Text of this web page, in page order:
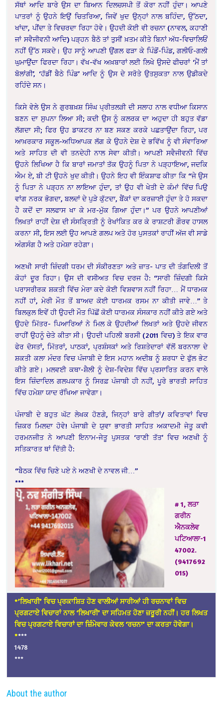
ਸੱਥਾਂ ਆਦਿ ਬਾਰੇ ਉਸ ਦਾ ਬਿਆਨ ਦਿਲਚਸਪੀ ਤੋਂ ਕੋਰਾ ਨਹੀਂ ਹੁੰਦਾ। ਆਪਣੇ
ਪਾਤਰਾਂ ਨੂੰ ਉਹਨੇ ਇਉਂ ਚਿਤਰਿਆ, ਜਿਵੇਂ ਖੁਦ ਉਨ੍ਹਾਂ ਨਾਲ ਬਹਿੰਦਾ, ਉੱਠਦਾ,
ਖਾਂਦਾ, ਪੀਂਦਾ ਤੇ ਵਿਚਰਦਾ ਰਿਹਾ ਹੋਵੇ। ਉਹਦੀ ਕੋਈ ਵੀ ਰਚਨਾ (ਨਾਵਲ, ਕਹਾਣੀ
ਜਾਂ ਸਵੈਜੀਵਨੀ ਆਦਿ) ਪੜ੍ਹਨ ਬੈਠੋ ਤਾਂ ਤੁਸੀਂ ਖ਼ਤਮ ਕੀਤੇ ਬਿਨਾਂ ਅੱਧ-ਵਿਚਾਲਿਓਂ
ਨਹੀਂ ਉੱਠ ਸਕਦੇ। ਉਹ ਸਾਨੂੰ ਆਪਣੀ ਉਂਗਲ ਫੜਾ ਕੇ ਪਿੰਡੋਂ-ਪਿੰਡ, ਗਲੀਓ-ਗਲੀ
ਘੁਮਾਉਂਦਾ ਫਿਰਦਾ ਰਿਹਾ। ਵੱਖ-ਵੱਖ ਅਖ਼ਬਾਰਾਂ ਲਈ ਲਿਖੇ ਉਸਦੇ ਫੀਚਰਾਂ ‘ਮੈਂ ਤਾਂ
ਬੋਲਾਂਗੀ’, ‘ਹੱਡੀਂ ਬੈਠੇ ਪਿੰਡ’ ਆਦਿ ਨੂੰ ਉਸ ਦੇ ਸਰੋਤੇ ਉਤਸੁਕਤਾ ਨਾਲ ਉਡੀਕਦੇ
ਰਹਿੰਦੇ ਸਨ।
ਕਿਸੇ ਵੇਲੇ ਉਸ ਨੇ ਗੁਰਬਖ਼ਸ਼ ਸਿੰਘ ਪ੍ਰੀਤਲੜੀ ਦੀ ਸਲਾਹ ਨਾਲ ਵਧੀਆ ਕਿਸਾਨ
ਬਣਨ ਦਾ ਸੁਪਨਾ ਲਿਆ ਸੀ; ਕਦੀ ਉਸ ਨੂੰ ਕਲਰਕ ਦਾ ਅਹੁਦਾ ਹੀ ਬਹੁਤ ਵੱਡਾ
ਲੱਗਦਾ ਸੀ; ਫਿਰ ਉਹ ਡਾਕਟਰ ਨਾ ਬਣ ਸਕਣ ਕਰਕੇ ਪਛਤਾਉਂਦਾ ਰਿਹਾ, ਪਰ
ਆਖ਼ਰਕਾਰ ਸਕੂਲ-ਅਧਿਆਪਕ ਲੱਗ ਕੇ ਉਹਨੇ ਦੇਸ਼ ਦੇ ਭਵਿੱਖ ਨੂੰ ਵੀ ਸੰਵਾਰਿਆ
ਅਤੇ ਸਾਹਿਤ ਦੀ ਵੀ ਤਨਦੇਹੀ ਨਾਲ ਸੇਵਾ ਕੀਤੀ। ਆਪਣੀ ਸਵੈਜੀਵਨੀ ਵਿੱਚ
ਉਹਨੇ ਲਿਖਿਆ ਹੈ ਕਿ ਬਾਰਾਂ ਜਮਾਤਾਂ ਤੱਕ ਉਹਨੂੰ ਪਿਤਾ ਨੇ ਪੜ੍ਹਾਇਆ, ਜਦਕਿ
ਐਮ ਏ, ਬੀ ਟੀ ਉਹਨੇ ਖੁਦ ਕੀਤੀ। ਉਹਨੇ ਇਹ ਵੀ ਇੰਕਸ਼ਾਫ ਕੀਤਾ ਕਿ “ਜੇ ਉਸ
ਨੂੰ ਪਿਤਾ ਨੇ ਪੜ੍ਹਨ ਨਾ ਲਾਇਆ ਹੁੰਦਾ, ਤਾਂ ਉਹ ਵੀ ਖੇਤੀ ਦੇ ਕੰਮਾਂ ਵਿੱਚ ਪਿਉ
ਵਾਂਗ ਨਰਕ ਭੋਗਦਾ, ਬਲਦਾਂ ਦੇ ਪੁੜੇ ਕੁੱਟਦਾ, ਬੈਂਕਾਂ ਦਾ ਕਰਜ਼ਾਈ ਹੁੰਦਾ ਤੇ ਹੋ ਸਕਦਾ
ਹੈ ਕਦੋਂ ਦਾ ਸਲਫਾਸ ਖਾ ਕੇ ਮਰ-ਮੁੱਕ ਗਿਆ ਹੁੰਦਾ।” ਪਰ ਉਹਨੇ ਆਪਣੀਆਂ
ਲਿਖਤਾਂ ਰਾਹੀਂ ਦੇਸ਼ ਦੀ ਸੰਸਕ੍ਰਿਤੀ ਨੂੰ ਰੇਖਾਂਕਿਤ ਕਰ ਕੇ ਰਾਸ਼ਟਰੀ ਗੌਰਵ ਹਾਸਲ
ਕਰਨਾ ਸੀ, ਇਸ ਲਈ ਉਹ ਆਪਣੇ ਗਲਪ ਅਤੇ ਹੋਰ ਪੁਸਤਕਾਂ ਰਾਹੀਂ ਅੱਜ ਵੀ ਸਾਡੇ
ਅੰਗਸੰਗ ਹੈ ਅਤੇ ਹਮੇਸ਼ਾ ਰਹੇਗਾ।
ਅਣਖੀ ਸਾਰੀ ਜ਼ਿੰਦਗੀ ਧਰਮ ਦੀ ਸੰਕੀਰਣਤਾ ਅਤੇ ਜ਼ਾਤ- ਪਾਤ ਦੀ ਤੰਗਦਿਲੀ ਤੋਂ
ਕੋਹਾਂ ਦੂਰ ਰਿਹਾ। ਉਸ ਦੀ ਵਸੀਅਤ ਵਿਚ ਦਰਜ ਹੈ: “ਸਾਰੀ ਜ਼ਿੰਦਗੀ ਕਿਸੇ
ਪਰਾਸਰੀਰਕ ਸ਼ਕਤੀ ਵਿੱਚ ਮੇਰਾ ਕਦੇ ਕੋਈ ਵਿਸ਼ਵਾਸ ਨਹੀਂ ਰਿਹਾ… ਮੈਂ ਧਾਰਮਕ
ਨਹੀਂ ਹਾਂ, ਮੇਰੀ ਮੌਤ ਤੋਂ ਬਾਅਦ ਕੋਈ ਧਾਰਮਕ ਰਸਮ ਨਾ ਕੀਤੀ ਜਾਵੇ…” ਤੇ
ਬਿਲਕੁਲ ਇਵੇਂ ਹੀ ਉਹਦੀ ਮੌਤ ਪਿੱਛੋਂ ਕੋਈ ਧਾਰਮਕ ਸੰਸਕਾਰ ਨਹੀਂ ਕੀਤੇ ਗਏ ਅਤੇ
ਉਹਦੇ ਮਿੱਤਰ- ਪਿਆਰਿਆਂ ਨੇ ਮਿਲ ਕੇ ਉਹਦੀਆਂ ਲਿਖਤਾਂ ਅਤੇ ਉਹਦੇ ਜੀਵਨ
ਰਾਹੀਂ ਉਹਨੂੰ ਚੇਤੇ ਕੀਤਾ ਸੀ। ਉਹਦੀ ਪਹਿਲੀ ਬਰਸੀ (2011 ਵਿਚ) ਤੇ ਇਕ ਵਾਰ
ਫੇਰ ਦੋਸਤਾਂ, ਮਿੱਤਰਾਂ, ਪਾਠਕਾਂ, ਪ੍ਰਸ਼ੰਸਕਾਂ ਅਤੇ ਰਿਸ਼ਤੇਦਾਰਾਂ ਵੱਲੋਂ ਬਰਨਾਲਾ ਦੇ
ਸ਼ਕਤੀ ਕਲਾ ਮੰਦਰ ਵਿਚ ਪੰਜਾਬੀ ਦੇ ਇਸ ਮਹਾਨ ਅਦੀਬ ਨੂੰ ਸ਼ਰਧਾ ਦੇ ਫੁੱਲ ਭੇਟ
ਕੀਤੇ ਗਏ। ਮਲਵਈ ਕਥਾ-ਸ਼ੈਲੀ ਨੂੰ ਦੇਸ਼-ਵਿਦੇਸ਼ ਵਿੱਚ ਪ੍ਰਸਾਰਿਤ ਕਰਨ ਵਾਲੇ
ਇਸ ਜ਼ਿੰਦਾਦਿਲ ਗਲਪਕਾਰ ਨੂੰ ਸਿਰਫ਼ ਪੰਜਾਬੀ ਹੀ ਨਹੀਂ, ਪੂਰੇ ਭਾਰਤੀ ਸਾਹਿਤ
ਵਿੱਚ ਹਮੇਸ਼ਾ ਯਾਦ ਰੱਖਿਆ ਜਾਵੇਗਾ।
ਪੰਜਾਬੀ ਦੇ ਬਹੁਤ ਘੱਟ ਲੇਖਕ ਹੋਣਗੇ, ਜਿਨ੍ਹਾਂ ਬਾਰੇ ਗੀਤਾਂ/ ਕਵਿਤਾਵਾਂ ਵਿਚ
ਜ਼ਿਕਰ ਮਿਲਦਾ ਹੋਵੇ! ਪੰਜਾਬੀ ਦੇ ਯੁਵਾ ਭਾਰਤੀ ਸਾਹਿਤ ਅਕਾਦਮੀ ਜੇਤੂ ਕਵੀ
ਹਰਮਨਜੀਤ ਨੇ ਆਪਣੀ ਇਨਾਮ-ਜੇਤੂ ਪੁਸਤਕ ‘ਰਾਣੀ ਤੱਤ’ ਵਿਚ ਅਣਖੀ ਨੂੰ
ਸਤਿਕਾਰਤ ਥਾਂ ਦਿੱਤੀ ਹੈ:
“ਬੈਠਕ ਵਿੱਚ ਚਿਣੇ ਪਏ ਨੇ ਅਣਖੀ ਦੇ ਨਾਵਲ ਜੀ…”
***
# 1, ਲਤਾ
ਗਰੀਨ
ਐਨਕਲੇਵ
ਪਟਿਆਲਾ-1
47002.
(9417692
015)
*’ਲਿਖਾਰੀ’ ਵਿਚ ਪ੍ਰਕਾਸ਼ਿਤ ਹੋਣ ਵਾਲੀਆਂ ਸਾਰੀਆਂ ਹੀ ਰਚਨਾਵਾਂ ਵਿਚ
ਪ੍ਰਗਟਾਏ ਵਿਚਾਰਾਂ ਨਾਲ ‘ਲਿਖਾਰੀ’ ਦਾ ਸਹਿਮਤ ਹੋਣਾ ਜ਼ਰੂਰੀ ਨਹੀਂ। ਹਰ ਲਿਖਤ
ਵਿਚ ਪ੍ਰਗਟਾਏ ਵਿਚਾਰਾਂ ਦਾ ਜ਼ਿੰਮੇਵਾਰ ਕੇਵਲ ‘ਰਚਨਾ’ ਦਾ ਕਰਤਾ ਹੋਵੇਗਾ।
****
1478
***
About the author